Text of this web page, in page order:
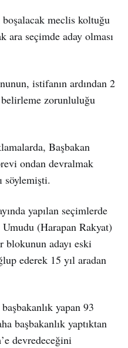
boşalacak meclis koltuğu
ara seçimde aday olması
istifanın ardından 2
zorunluluğu
Başbakan
ondan devralmak
söylemişti.
yapılan seçimlerde
(Harapan Rakyat)
blokunun adayı eski
ederek 15 yıl aradan
yapan 93
başbakanlık yaptıktan
devredeceğini